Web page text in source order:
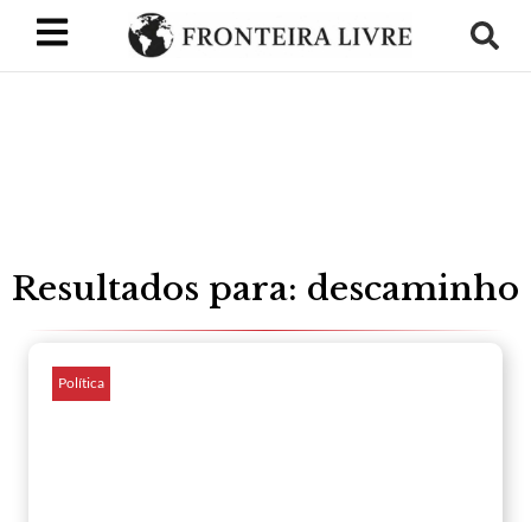
Resultados para: descaminho
Política